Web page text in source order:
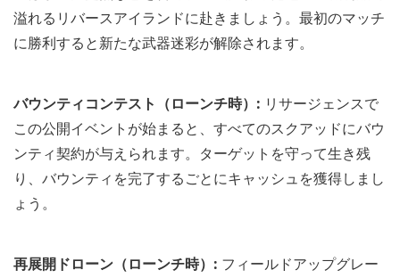
溢れるリバースアイランドに赴きましょう。最初のマッチ
に勝利すると新たな武器迷彩が解除されます。
バウンティコンテスト（ローンチ時）: リサージェンスで
この公開イベントが始まると、すべてのスクアッドにバウ
ンティ契約が与えられます。ターゲットを守って生き残
り、バウンティを完了するごとにキャッシュを獲得しまし
ょう。
再展開ドローン（ローンチ時）: フィールドアップグレー